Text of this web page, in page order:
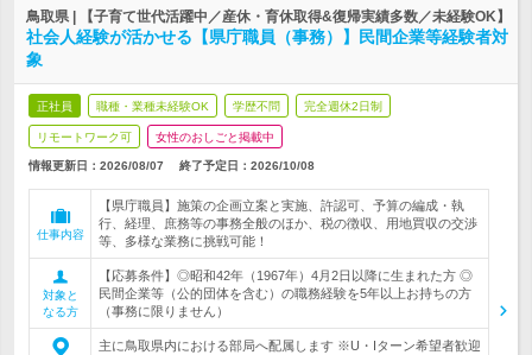
鳥取県 | 【子育て世代活躍中／産休・育休取得&復帰実績多数／未経験OK】
社会人経験が活かせる【県庁職員（事務）】民間企業等経験者対
象
正社員 職種・業種未経験OK 学歴不問 完全週休2日制
リモートワーク可 女性のおしごと掲載中
情報更新日：2026/08/07 終了予定日： 2026/10/08
仕事内容
【県庁職員】施策の企画立案と実施、許認可、予算の編成・執
行、経理、庶務等の事務全般のほか、税の徴収、用地買収の交渉
等、多様な業務に挑戦可能！
対象と
なる方
【応募条件】◎昭和42年（1967年）4月2日以降に生まれた方 ◎
民間企業等（公的団体を含む）の職務経験を5年以上お持ちの方
（事務に限りません）
主に鳥取県内における部局へ配属します ※U・Iターン希望者歓迎